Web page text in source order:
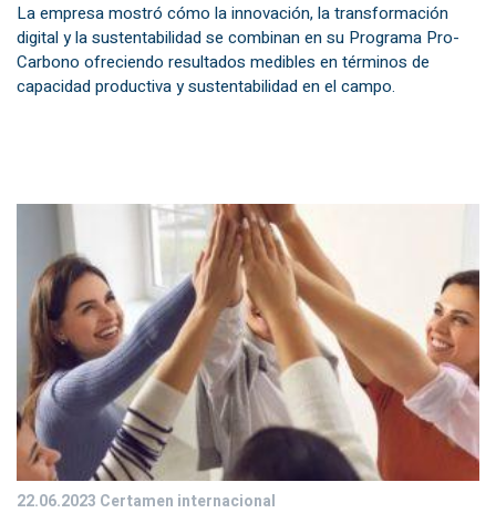
La empresa mostró cómo la innovación, la transformación
digital y la sustentabilidad se combinan en su Programa Pro-
Carbono ofreciendo resultados medibles en términos de
capacidad productiva y sustentabilidad en el campo.
22.06.2023 Certamen internacional